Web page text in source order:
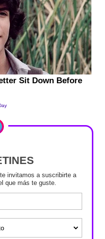
invitamos a suscribirte a
que más te guste.